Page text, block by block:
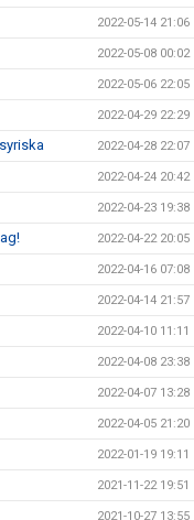
2022-05-14 21:06
2022-05-08 00:02
2022-05-06 22:05
2022-04-29 22:29
2022-04-28 22:07
2022-04-24 20:42
2022-04-23 19:38
2022-04-22 20:05
2022-04-16 07:08
2022-04-14 21:57
2022-04-10 11:11
2022-04-08 23:38
2022-04-07 13:28
2022-04-05 21:20
2022-01-19 19:11
2021-11-22 19:51
2021-10-27 13:55